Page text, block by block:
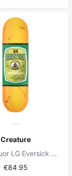
Creature
Malt Sliquor LG Eversick 8.625" Skateboard Deck
€84.95